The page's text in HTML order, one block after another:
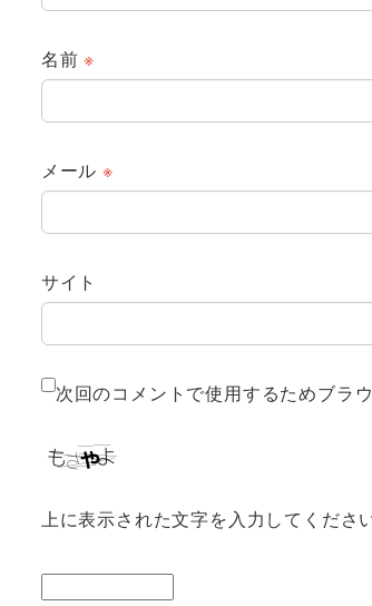
名前※
メール ※
サイト
次回のコメントで使用するためブラ
上に表示された文字を入力してください